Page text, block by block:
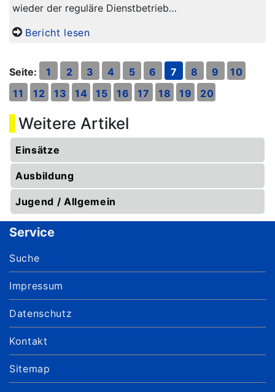
wieder der reguläre Dienstbetrieb…
Bericht lesen
Seite: 1 2 3 4 5 6 7 8 9
10
11
12 13 14 15 16 17 18 19 20
Weitere Artikel
Einsätze
Ausbildung
Jugend / Allgemein
Service
Suche
Impressum
Datenschutz
Kontakt
Sitemap